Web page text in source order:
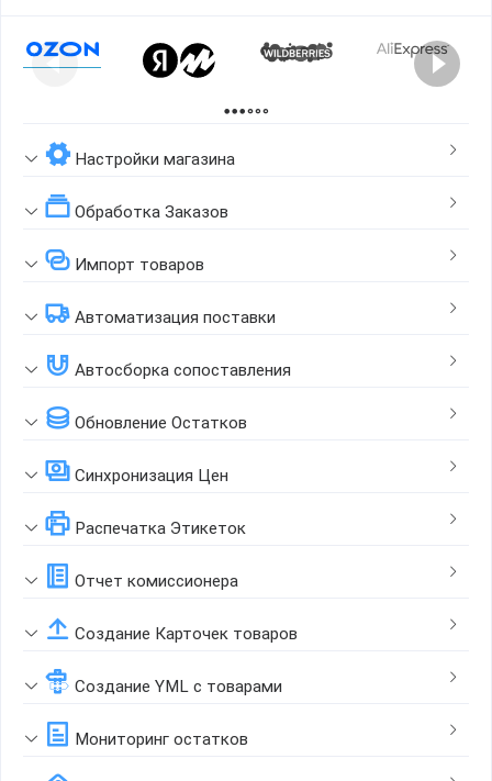
Настройки магазина
Обработка Заказов
Импорт товаров
Автоматизация поставки
Автосборка сопоставления
Обновление Остатков
Синхронизация Цен
Распечатка Этикеток
Отчет комиссионера
Создание Карточек товаров
Создание YML с товарами
Мониторинг остатков